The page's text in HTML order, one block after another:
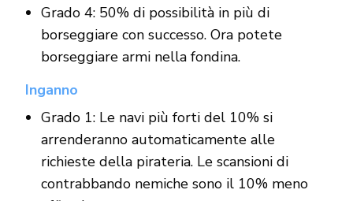
Grado 4: 50% di possibilità in più di
borseggiare con successo. Ora potete
borseggiare armi nella fondina.
Inganno
Grado 1: Le navi più forti del 10% si
arrenderanno automaticamente alle
richieste della pirateria. Le scansioni di
contrabbando nemiche sono il 10% meno